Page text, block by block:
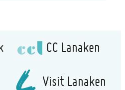
CC Lanaken
Visit Lanaken